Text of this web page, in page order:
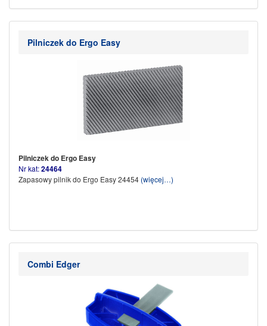
Pilniczek do Ergo Easy
Pilniczek do Ergo Easy
Nr kat:24464
Zapasowy pilnik do Ergo Easy 24454 (więcej…)
Combi Edger